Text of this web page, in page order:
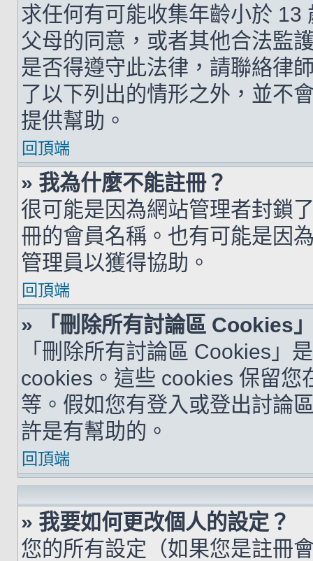
求任何有可能收集年齡小於 13
父母的同意，或者其他合法監
是否得遵守此法律，請聯絡律
了以下列出的情形之外，並不
提供幫助。
回頂端
» 我為什麼不能註冊？
很可能是因為網站管理者封鎖
冊的會員名稱。也有可能是因
管理員以獲得協助。
回頂端
» 「刪除所有討論區 Cookies
「刪除所有討論區 Cookies」
cookies。這些 cookies 保留您
等。假如您有登入或登出討論
許是有幫助的。
回頂端
» 我要如何更改個人的設定？
您的所有設定（如果您是註冊